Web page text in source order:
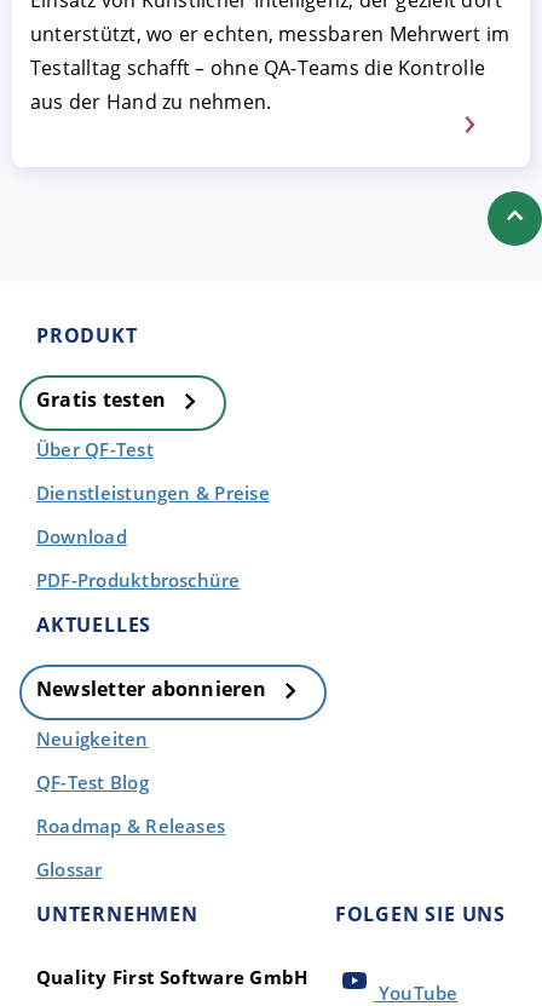
unterstützt, wo er echten, messbaren Mehrwert im
Testalltag schafft – ohne QA-Teams die Kontrolle
aus der Hand zu nehmen.
PRODUKT
Gratis testen
Über QF-Test
Dienstleistungen & Preise
Download
PDF-Produktbroschüre
AKTUELLES
Newsletter abonnieren
Neuigkeiten
QF-Test Blog
Roadmap & Releases
Glossar
UNTERNEHMEN
Quality First Software GmbH
FOLGEN SIE UNS
YouTube